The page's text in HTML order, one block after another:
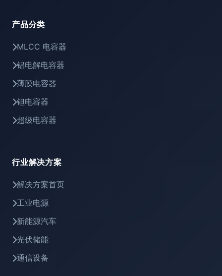
产品分类
MLCC 电容器
铝电解电容器
薄膜电容器
钽电容器
超级电容器
行业解决方案
解决方案首页
工业电源
新能源汽车
光伏储能
通信设备